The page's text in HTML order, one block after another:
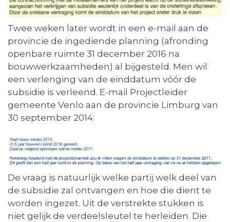
Twee weken later wordt in een e-mail aan de
provincie de ingediende planning (afronding
openbare ruimte 31 december 2016 na
bouwwerkzaamheden) al bijgesteld. Men wil
een verlenging van de einddatum vóór de
subsidie is verleend. E-mail Projectleider
gemeente Venlo aan de provincie Limburg van
30 september 2014:
De vraag is natuurlijk welke partij welk deel van
de subsidie zal ontvangen en hoe die dient te
worden ingezet. Uit de verstrekte stukken is
niet gelijk de verdeelsleutel te herleiden. Die